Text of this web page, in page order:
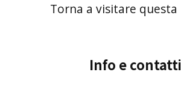
Torna a visitare questa
Info e contatti